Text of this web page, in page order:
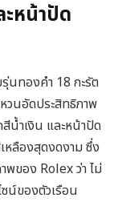
หน้าปัด
นทองคำ 18 กะรัต
วนอัดประสิทธิภาพ
น้ำเงิน และหน้าปัด
เหลืองสุดงดงาม ซึ่ง
ของ Rolex ว่า ไม่
น์ของตัวเรือน